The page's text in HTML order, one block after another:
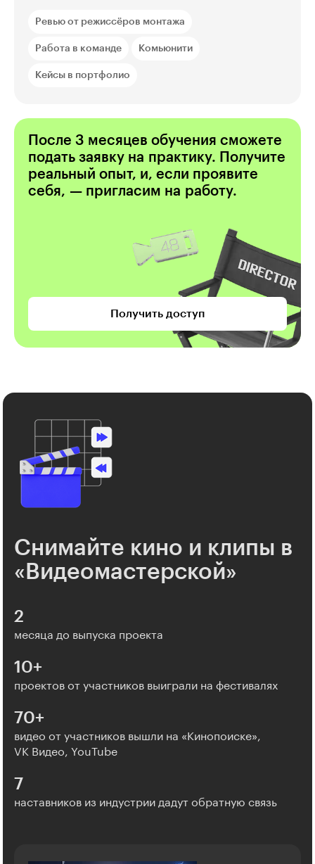
Ревью от режиссёров монтажа
Работа в команде Комьюнити
Кейсы в портфолио
После 3 месяцев обучения сможете
подать заявку на практику. Получите
реальный опыт, и, если проявите
себя, — пригласим на работу.
Получить доступ
Снимайте кино и клипы в
«Видеомастерской»
2
месяца до выпуска проекта
10+
проектов от участников выиграли на фестивалях
70+
видео от участников вышли на «Кинопоиске»,
VK Видео, YouTube
7
наставников из индустрии дадут обратную связь